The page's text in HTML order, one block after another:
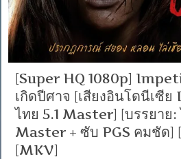
[Super HQ 1080p]
เกิดปีศาจ [เสียงอินโดนีเซีย
ไทย 5.1 Master] [บรรยาย
Master + ซับ PGS คมชัด]
[MKV]